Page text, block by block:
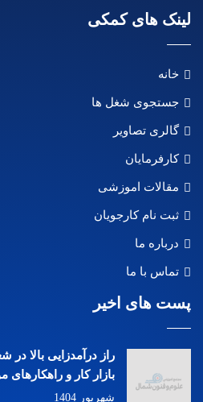
لینک های کمکی
خانه
جستجوی شغل ها
گالری تصاویر
کارفرمایان
مقالات اموزشی
ثبت نام کارجویان
درباره ما
تماس با ما
پست های اخیر
راز درآمدزایی بالا
بازار کار و راهکارهای
شهریور 1404